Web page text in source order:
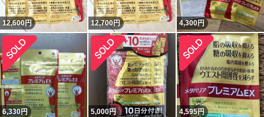
12,600円 12,700円 4,300円
6,330円 5,000円 4,595円